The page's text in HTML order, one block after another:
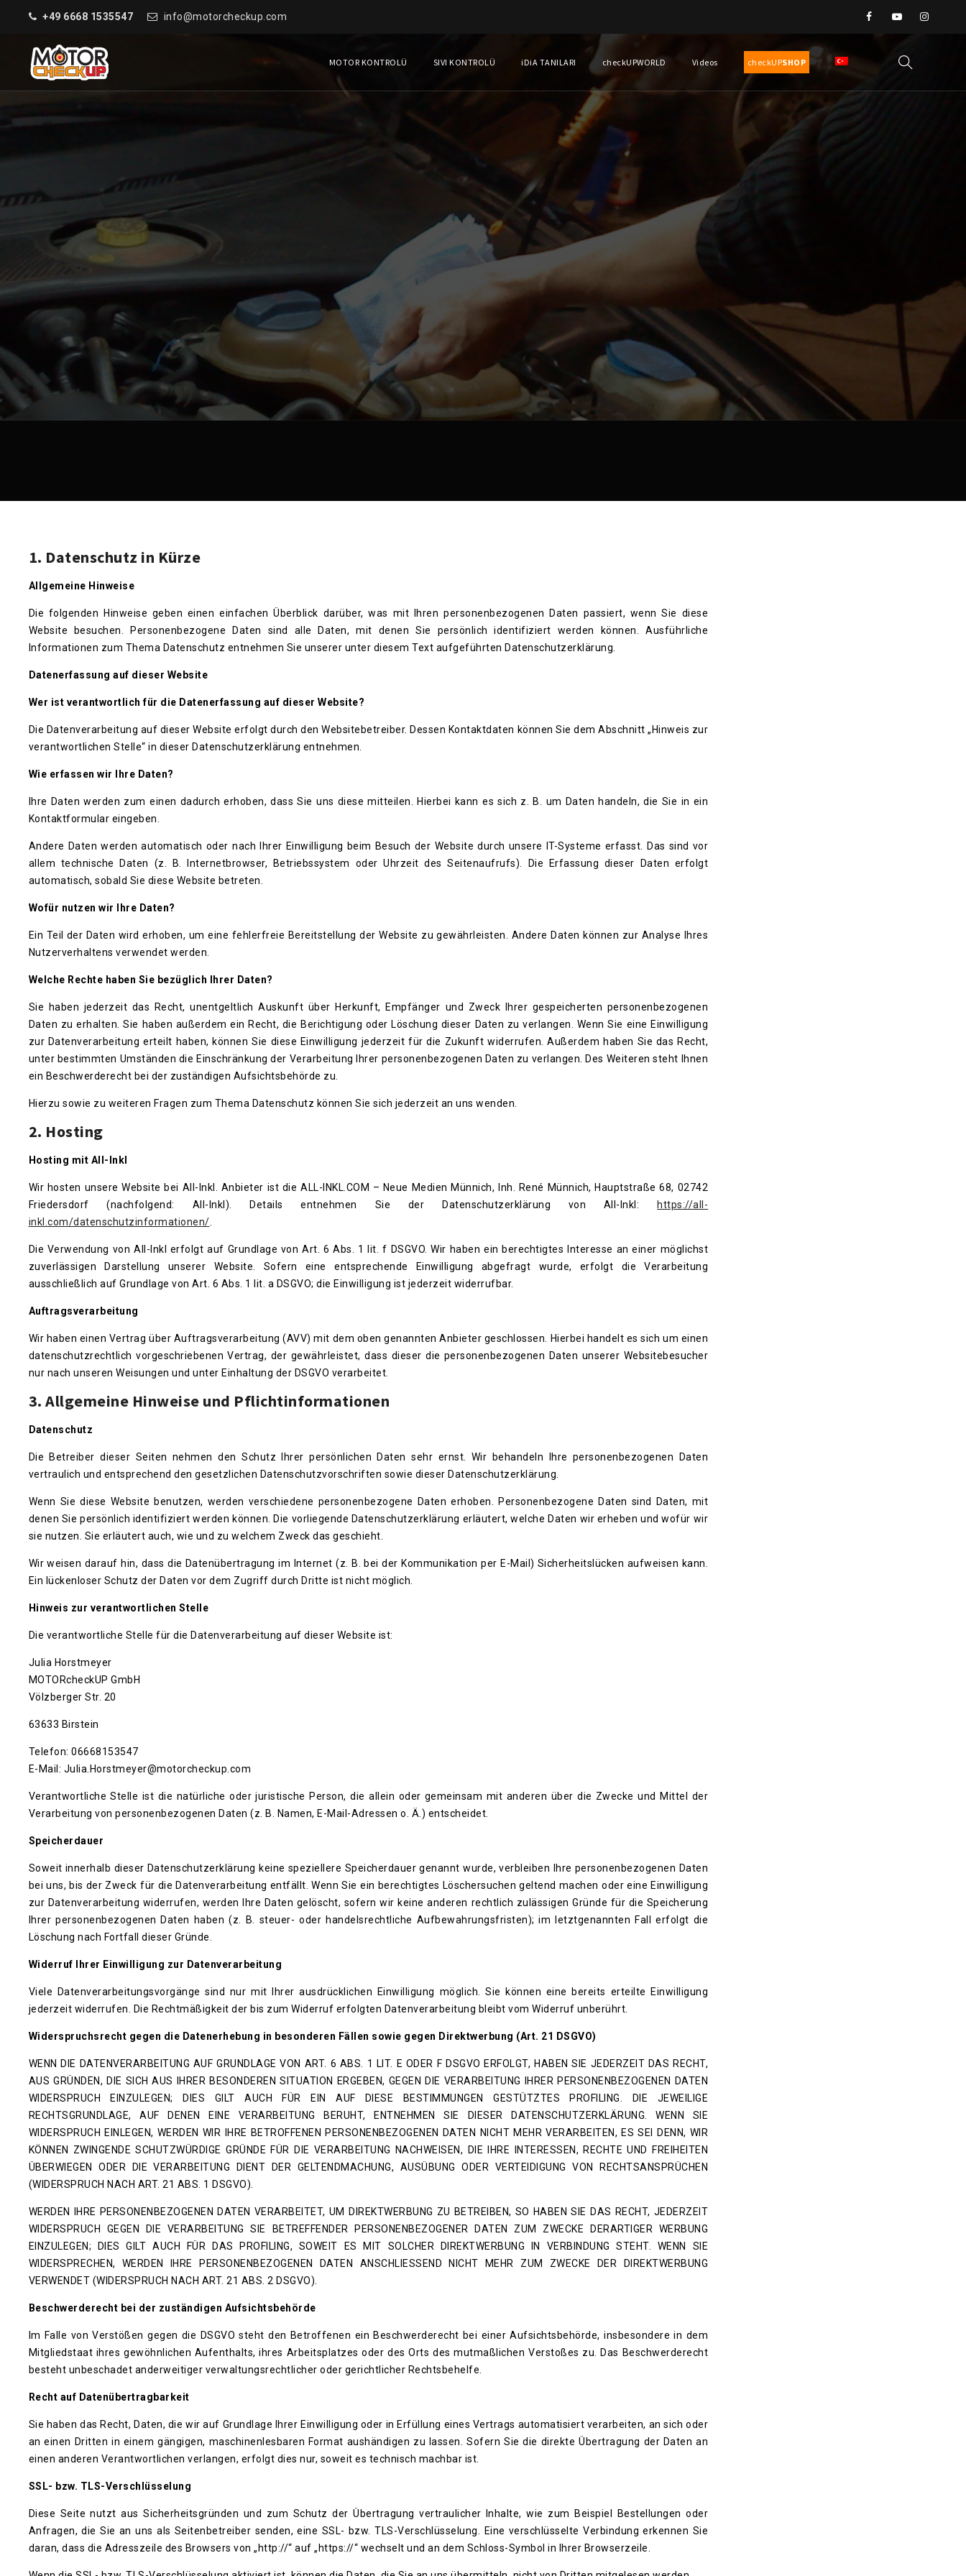
+49 6668 1535547 info@motorcheckup.com
MOTOR KONTROLÜ SIVI KONTROLÜ iDiA TANILARI checkUPWORLD Videos checkUPSHOP
1. Datenschutz in Kürze
Allgemeine Hinweise
Die folgenden Hinweise geben einen einfachen Überblick darüber, was mit Ihren personenbezogenen Daten passiert, wenn Sie diese
Website besuchen. Personenbezogene Daten sind alle Daten, mit denen Sie persönlich identifiziert werden können. Ausführliche
Informationen zum Thema Datenschutz entnehmen Sie unserer unter diesem Text aufgeführten Datenschutzerklärung.
Datenerfassung auf dieser Website
Wer ist verantwortlich für die Datenerfassung auf dieser Website?
Die Datenverarbeitung auf dieser Website erfolgt durch den Websitebetreiber. Dessen Kontaktdaten können Sie dem Abschnitt „Hinweis zur
verantwortlichen Stelle“ in dieser Datenschutzerklärung entnehmen.
Wie erfassen wir Ihre Daten?
Ihre Daten werden zum einen dadurch erhoben, dass Sie uns diese mitteilen. Hierbei kann es sich z. B. um Daten handeln, die Sie in ein
Kontaktformular eingeben.
Andere Daten werden automatisch oder nach Ihrer Einwilligung beim Besuch der Website durch unsere IT-Systeme erfasst. Das sind vor
allem technische Daten (z. B. Internetbrowser, Betriebssystem oder Uhrzeit des Seitenaufrufs). Die Erfassung dieser Daten erfolgt
automatisch, sobald Sie diese Website betreten.
Wofür nutzen wir Ihre Daten?
Ein Teil der Daten wird erhoben, um eine fehlerfreie Bereitstellung der Website zu gewährleisten. Andere Daten können zur Analyse Ihres
Nutzerverhaltens verwendet werden.
Welche Rechte haben Sie bezüglich Ihrer Daten?
Sie haben jederzeit das Recht, unentgeltlich Auskunft über Herkunft, Empfänger und Zweck Ihrer gespeicherten personenbezogenen
Daten zu erhalten. Sie haben außerdem ein Recht, die Berichtigung oder Löschung dieser Daten zu verlangen. Wenn Sie eine Einwilligung
zur Datenverarbeitung erteilt haben, können Sie diese Einwilligung jederzeit für die Zukunft widerrufen. Außerdem haben Sie das Recht,
unter bestimmten Umständen die Einschränkung der Verarbeitung Ihrer personenbezogenen Daten zu verlangen. Des Weiteren steht Ihnen
ein Beschwerderecht bei der zuständigen Aufsichtsbehörde zu.
Hierzu sowie zu weiteren Fragen zum Thema Datenschutz können Sie sich jederzeit an uns wenden.
2. Hosting
Hosting mit All-Inkl
Wir hosten unsere Website bei All-Inkl. Anbieter ist die ALL-INKL.COM – Neue Medien Münnich, Inh. René Münnich, Hauptstraße 68, 02742
Friedersdorf (nachfolgend: All-Inkl). Details entnehmen Sie der Datenschutzerklärung von All-Inkl:
https://all-
inkl.com/datenschutzinformationen/
Die Verwendung von All-Inkl erfolgt auf Grundlage von Art. 6 Abs. 1 lit. f DSGVO. Wir haben ein berechtigtes Interesse an einer möglichst
zuverlässigen Darstellung unserer Website. Sofern eine entsprechende Einwilligung abgefragt wurde, erfolgt die Verarbeitung
ausschließlich auf Grundlage von Art. 6 Abs. 1 lit. a DSGVO; die Einwilligung ist jederzeit widerrufbar.
Auftragsverarbeitung
Wir haben einen Vertrag über Auftragsverarbeitung (AVV) mit dem oben genannten Anbieter geschlossen. Hierbei handelt es sich um einen
datenschutzrechtlich vorgeschriebenen Vertrag, der gewährleistet, dass dieser die personenbezogenen Daten unserer Websitebesucher
nur nach unseren Weisungen und unter Einhaltung der DSGVO verarbeitet.
3. Allgemeine Hinweise und Pflicht­informationen
Datenschutz
Die Betreiber dieser Seiten nehmen den Schutz Ihrer persönlichen Daten sehr ernst. Wir behandeln Ihre personenbezogenen Daten
vertraulich und entsprechend den gesetzlichen Datenschutzvorschriften sowie dieser Datenschutzerklärung.
Wenn Sie diese Website benutzen, werden verschiedene personenbezogene Daten erhoben. Personenbezogene Daten sind Daten, mit
denen Sie persönlich identifiziert werden können. Die vorliegende Datenschutzerklärung erläutert, welche Daten wir erheben und wofür wir
sie nutzen. Sie erläutert auch, wie und zu welchem Zweck das geschieht.
Wir weisen darauf hin, dass die Datenübertragung im Internet (z. B. bei der Kommunikation per E-Mail) Sicherheitslücken aufweisen kann.
Ein lückenloser Schutz der Daten vor dem Zugriff durch Dritte ist nicht möglich.
Hinweis zur verantwortlichen Stelle
Die verantwortliche Stelle für die Datenverarbeitung auf dieser Website ist:
Julia Horstmeyer
MOTORcheckUP GmbH
Völzberger Str. 20
63633 Birstein
Telefon: 06668153547
E-Mail: Julia.Horstmeyer@motorcheckup.com
Verantwortliche Stelle ist die natürliche oder juristische Person, die allein oder gemeinsam mit anderen über die Zwecke und Mittel der
Verarbeitung von personenbezogenen Daten (z. B. Namen, E-Mail-Adressen o. Ä.) entscheidet.
Speicherdauer
Soweit innerhalb dieser Datenschutzerklärung keine speziellere Speicherdauer genannt wurde, verbleiben Ihre personenbezogenen Daten
bei uns, bis der Zweck für die Datenverarbeitung entfällt. Wenn Sie ein berechtigtes Löschersuchen geltend machen oder eine Einwilligung
zur Datenverarbeitung widerrufen, werden Ihre Daten gelöscht, sofern wir keine anderen rechtlich zulässigen Gründe für die Speicherung
Ihrer personenbezogenen Daten haben (z. B. steuer- oder handelsrechtliche Aufbewahrungsfristen); im letztgenannten Fall erfolgt die
Löschung nach Fortfall dieser Gründe.
Widerruf Ihrer Einwilligung zur Datenverarbeitung
Viele Datenverarbeitungsvorgänge sind nur mit Ihrer ausdrücklichen Einwilligung möglich. Sie können eine bereits erteilte Einwilligung
jederzeit widerrufen. Die Rechtmäßigkeit der bis zum Widerruf erfolgten Datenverarbeitung bleibt vom Widerruf unberührt.
Widerspruchsrecht gegen die Datenerhebung in besonderen Fällen sowie gegen Direktwerbung (Art. 21 DSGVO)
WENN DIE DATENVERARBEITUNG AUF GRUNDLAGE VON ART. 6 ABS. 1 LIT. E ODER F DSGVO ERFOLGT, HABEN SIE JEDERZEIT DAS RECHT,
AUS GRÜNDEN, DIE SICH AUS IHRER BESONDEREN SITUATION ERGEBEN, GEGEN DIE VERARBEITUNG IHRER PERSONENBEZOGENEN DATEN
WIDERSPRUCH EINZULEGEN; DIES GILT AUCH FÜR EIN AUF DIESE BESTIMMUNGEN GESTÜTZTES PROFILING. DIE JEWEILIGE
RECHTSGRUNDLAGE, AUF DENEN EINE VERARBEITUNG BERUHT, ENTNEHMEN SIE DIESER DATENSCHUTZERKLÄRUNG. WENN SIE
WIDERSPRUCH EINLEGEN, WERDEN WIR IHRE BETROFFENEN PERSONENBEZOGENEN DATEN NICHT MEHR VERARBEITEN, ES SEI DENN, WIR
KÖNNEN ZWINGENDE SCHUTZWÜRDIGE GRÜNDE FÜR DIE VERARBEITUNG NACHWEISEN, DIE IHRE INTERESSEN, RECHTE UND FREIHEITEN
ÜBERWIEGEN ODER DIE VERARBEITUNG DIENT DER GELTENDMACHUNG, AUSÜBUNG ODER VERTEIDIGUNG VON RECHTSANSPRÜCHEN
(WIDERSPRUCH NACH ART. 21 ABS. 1 DSGVO).
WERDEN IHRE PERSONENBEZOGENEN DATEN VERARBEITET, UM DIREKTWERBUNG ZU BETREIBEN, SO HABEN SIE DAS RECHT, JEDERZEIT
WIDERSPRUCH GEGEN DIE VERARBEITUNG SIE BETREFFENDER PERSONENBEZOGENER DATEN ZUM ZWECKE DERARTIGER WERBUNG
EINZULEGEN; DIES GILT AUCH FÜR DAS PROFILING, SOWEIT ES MIT SOLCHER DIREKTWERBUNG IN VERBINDUNG STEHT. WENN SIE
WIDERSPRECHEN, WERDEN IHRE PERSONENBEZOGENEN DATEN ANSCHLIESSEND NICHT MEHR ZUM ZWECKE DER DIREKTWERBUNG
VERWENDET (WIDERSPRUCH NACH ART. 21 ABS. 2 DSGVO).
Beschwerde­recht bei der zuständigen Aufsichts­behörde
Im Falle von Verstößen gegen die DSGVO steht den Betroffenen ein Beschwerderecht bei einer Aufsichtsbehörde, insbesondere in dem
Mitgliedstaat ihres gewöhnlichen Aufenthalts, ihres Arbeitsplatzes oder des Orts des mutmaßlichen Verstoßes zu. Das Beschwerderecht
besteht unbeschadet anderweitiger verwaltungsrechtlicher oder gerichtlicher Rechtsbehelfe.
Recht auf Daten­übertrag­barkeit
Sie haben das Recht, Daten, die wir auf Grundlage Ihrer Einwilligung oder in Erfüllung eines Vertrags automatisiert verarbeiten, an sich oder
an einen Dritten in einem gängigen, maschinenlesbaren Format aushändigen zu lassen. Sofern Sie die direkte Übertragung der Daten an
einen anderen Verantwortlichen verlangen, erfolgt dies nur, soweit es technisch machbar ist.
SSL- bzw. TLS-Verschlüsselung
Diese Seite nutzt aus Sicherheitsgründen und zum Schutz der Übertragung vertraulicher Inhalte, wie zum Beispiel Bestellungen oder
Anfragen, die Sie an uns als Seitenbetreiber senden, eine SSL- bzw. TLS-Verschlüsselung. Eine verschlüsselte Verbindung erkennen Sie
daran, dass die Adresszeile des Browsers von „http://“ auf „https://“ wechselt und an dem Schloss-Symbol in Ihrer Browserzeile.